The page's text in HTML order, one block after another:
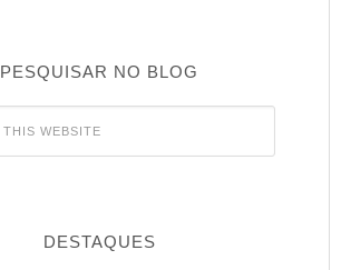
PESQUISAR NO BLOG
DESTAQUES